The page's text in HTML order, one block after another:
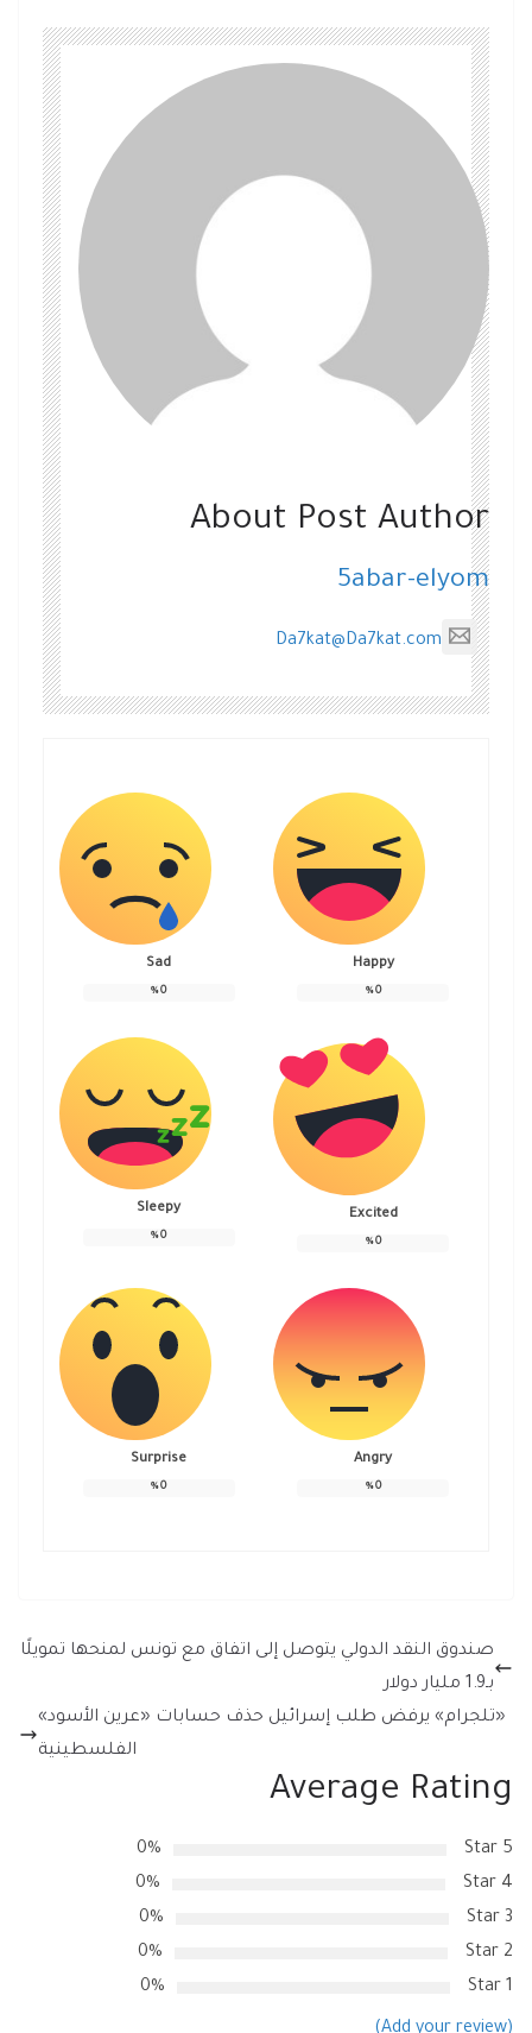
About Post Author
5abar-elyom
Da7kat@Da7kat.com
Happy
0
%
Sad
0
%
Excited
0
%
Sleepy
0
%
Angry
0
%
Surprise
0
%
صندوق النقد الدولي يتوصل إلى اتفاق مع تونس لمنحها تمويلًا
بـ1.9 مليار دولار
«تلجرام» يرفض طلب إسرائيل حذف حسابات «عرين الأسود»
الفلسطينية
Average Rating
5 Star
0%
4 Star
0%
3 Star
0%
2 Star
0%
1 Star
0%